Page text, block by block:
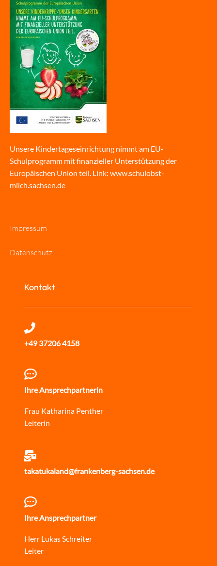
Unsere Kindertageseinrichtung nimmt am EU-
Schulprogramm mit finanzieller Unterstützung der
Europäischen Union teil. Link: www.schulobst-
milch.sachsen.de
Impressum
Datenschutz
Kontakt
+49 37206 4158
Ihre Ansprechpartnerin
Frau Katharina Penther
Leiterin
takatukaland@frankenberg-sachsen.de
Ihre Ansprechpartner
Herr Lukas Schreiter
Leiter